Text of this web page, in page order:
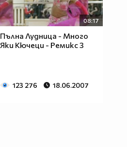
08:17
Пълна Лудница - Много
Яки Кючеци - Ремикс 3
123 276 18.06.2007